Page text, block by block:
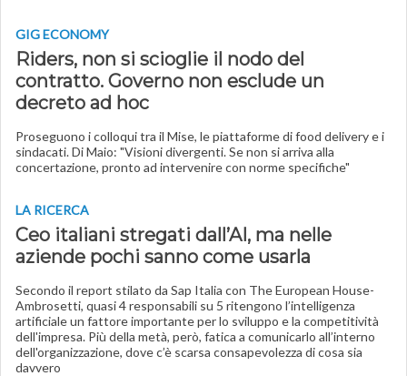
GIG ECONOMY
Riders, non si scioglie il nodo del
contratto. Governo non esclude un
decreto ad hoc
Proseguono i colloqui tra il Mise, le piattaforme di food delivery e i
sindacati. Di Maio: "Visioni divergenti. Se non si arriva alla
concertazione, pronto ad intervenire con norme specifiche"
LA RICERCA
Ceo italiani stregati dall’AI, ma nelle
aziende pochi sanno come usarla
Secondo il report stilato da Sap Italia con The European House-
Ambrosetti, quasi 4 responsabili su 5 ritengono l’intelligenza
artificiale un fattore importante per lo sviluppo e la competitività
dell'impresa. Più della metà, però, fatica a comunicarlo all’interno
dell'organizzazione, dove c’è scarsa consapevolezza di cosa sia
davvero